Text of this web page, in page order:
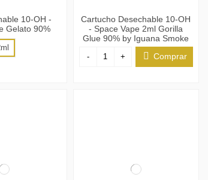
10-OH -
Gelato 90%
Cartucho Desechable 10-OH
- Space Vape 2ml Gorilla
Glue 90% by Iguana Smoke
- + Comprar